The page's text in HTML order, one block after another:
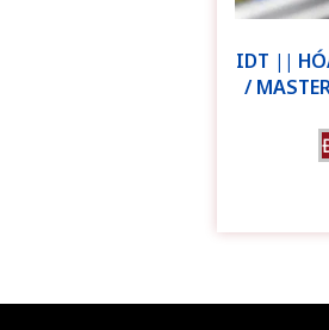
IDT ||
/